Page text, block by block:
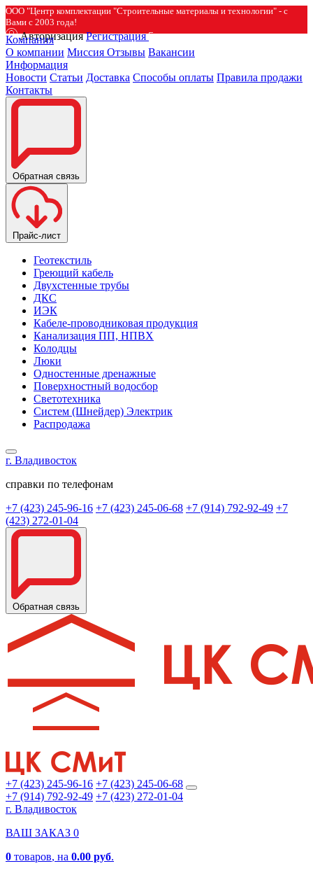
ООО "Центр комплектации "Строительные материалы и технологии" - с
Вами с 2003 года!
Авторизация Регистрация
Компания
О компании Миссия Отзывы Вакансии
Информация
Новости Статьи Доставка Способы оплаты Правила продажи
Контакты
Обратная связь
Прайс-лист
Геотекстиль
Греющий кабель
Двухстенные трубы
ДКС
ИЭК
Кабеле-проводниковая продукция
Канализация ПП, НПВХ
Колодцы
Люки
Одностенные дренажные
Поверхностный водосбор
Светотехника
Систем (Шнейдер) Электрик
Распродажа
г. Владивосток
справки по телефонам
+7 (423) 245-96-16 +7 (423) 245-06-68 +7 (914) 792-92-49 +7
(423) 272-01-04
Обратная связь
+7 (423) 245-96-16 +7 (423) 245-06-68
+7 (914) 792-92-49 +7 (423) 272-01-04
г. Владивосток
ВАШ ЗАКАЗ 0
0 товаров, на 0.00 руб.